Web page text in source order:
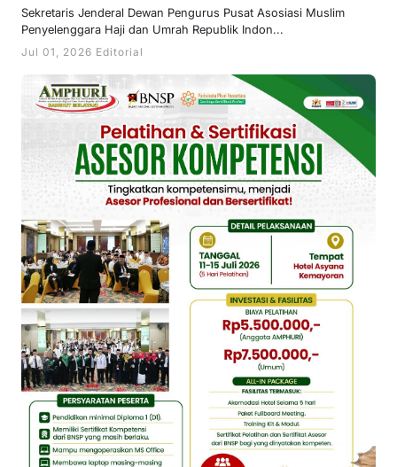
Sekretaris Jenderal Dewan Pengurus Pusat Asosiasi Muslim
Penyelenggara Haji dan Umrah Republik Indon...
Jul 01, 2026 Editorial